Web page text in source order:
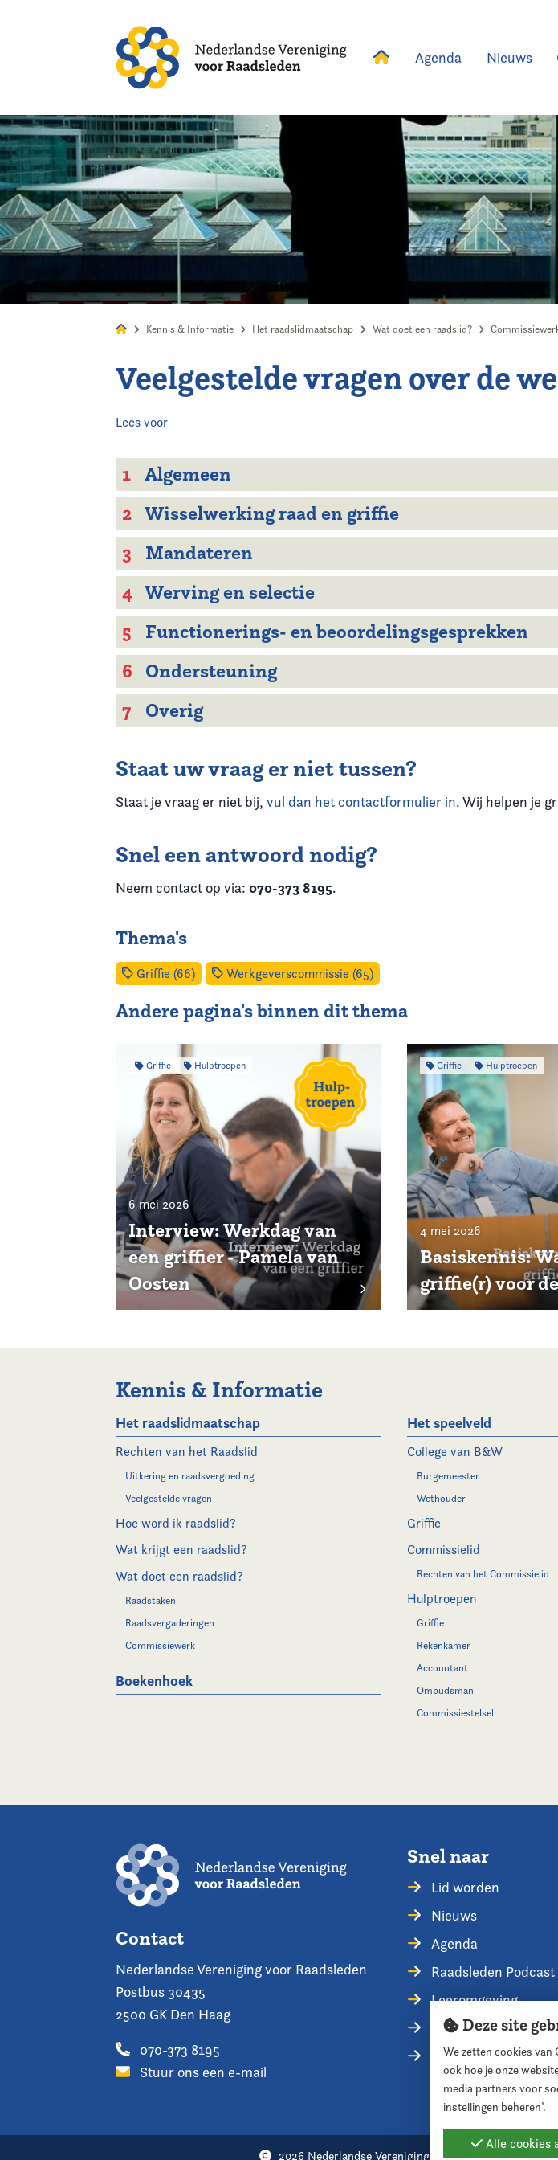
Agenda Nieuws
Alles Nieuws Agenda Raadslid
Kennis & Informatie
Kennis & Informatie Het raadslidmaatschap Wat doet een raadslid?
Veelgestelde vragen over de
Lees voor
1 Algemeen
2 Wisselwerking raad en griffie
3
Mandateren
4 Werving en selectie
5
Functionerings- en beoordelingsgesprekken
6 Ondersteuning
7
Overig
Staat uw vraag er niet tussen?
Staat je vraag er niet bij, vul dan het contactformulier in. Wij helpen je
Snel een antwoord nodig?
Neem contact op via: 070-373 8195.
Thema's
Griffie (66) Werkgeverscommissie (65)
Andere pagina's binnen dit thema
Griffie Hulptroepen
6 mei 2026
Interview: Werkdag van
een griffier - Pamela van
Oosten
Griffie Hulptroepen
4 mei 2026
Basiskennis:
griffie(r) voor
Kennis & Informatie
Het raadslidmaatschap
Rechten van het Raadslid
Uitkering en raadsvergoeding
Veelgestelde vragen
Hoe word ik raadslid?
Wat krijgt een raadslid?
Wat doet een raadslid?
Raadstaken
Raadsvergaderingen
Commissiewerk
Het speelveld
College van B&W
Burgemeester
Wethouder
Griffie
Commissielid
Rechten van het Commissielid
Hulptroepen
Griffie
Rekenkamer
Accountant
Ombudsman
Commissiestelsel
Boekenhoek
Contact
Nederlandse Vereniging voor Raadsleden
Postbus 30435
2500 GK Den Haag
070-373 8195
Stuur ons een e-mail
Snel naar
Lid worden
Nieuws
Agenda
Raadsleden Podcast
Leeromgeving
Privacyverklaring
Contact opnemen
2026 Nederlandse Vereniging voor Raadsleden
Deze site
We zetten cookies van
ook hoe je onze
media partners voor
instellingen beheren’.
Alle cookies